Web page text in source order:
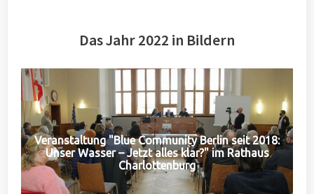
Das Jahr 2022 in Bildern
Veranstaltung "Blue Community Berlin seit 2018:
Unser Wasser – Jetzt alles klar?" im Rathaus
Charlottenburg